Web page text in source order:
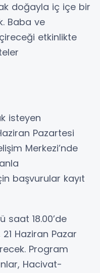
doğayla iç içe bir
Baba ve
etkinlikte
isteyen
Pazartesi
Merkezi’nde
başvurular kayıt
saat 18.00’de
Haziran Pazar
Program
Hacivat-